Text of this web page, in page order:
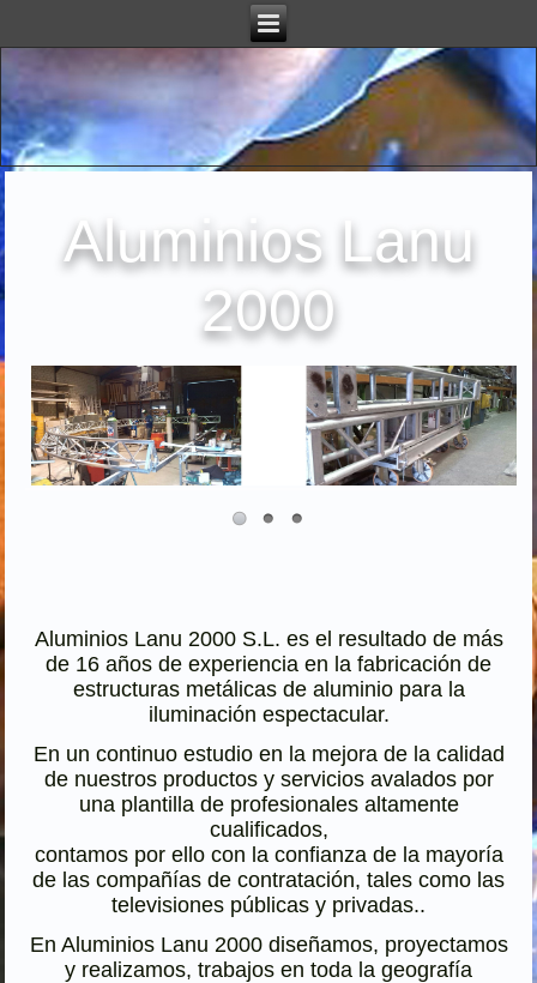
Aluminios Lanu
2000
Aluminios Lanu 2000 S.L. es el resultado de más
de 16 años de experiencia en la fabricación de
estructuras metálicas de aluminio para la
iluminación espectacular.
En un continuo estudio en la mejora de la calidad
de nuestros productos y servicios avalados por
una plantilla de profesionales altamente
cualificados,
contamos por ello con la confianza de la mayoría
de las compañías de contratación, tales como las
televisiones públicas y privadas..
En Aluminios Lanu 2000 diseñamos, proyectamos
y realizamos, trabajos en toda la geografía